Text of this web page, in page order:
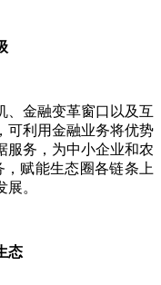
金融变革窗口以及互
可利用金融业务将优势
服务，为中小企业和农
，赋能生态圈各链条上
。
态